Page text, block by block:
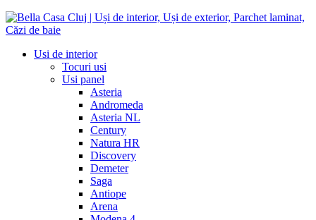
Usi de interior
Tocuri usi
Usi panel
Asteria
Andromeda
Asteria NL
Century
Natura HR
Discovery
Demeter
Saga
Antiope
Arena